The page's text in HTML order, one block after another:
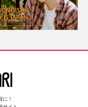
に！